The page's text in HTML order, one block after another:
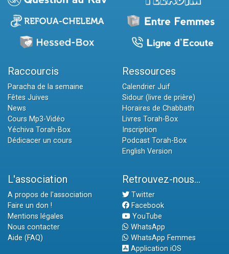
Raccourcis
Paracha de la semaine
Fêtes Juives
News
Cours Mp3-Vidéo
Yéchiva Torah-Box
Dédicacer un cours
Ressources
Calendrier Juif
Sidour (livre de prière)
Horaires de Chabbath
Livres Torah-Box
Inscription
Podcast Torah-Box
English Version
L'association
A propos de l'association
Faire un don !
Mentions légales
Nous contacter
Aide (FAQ)
Retrouvez-nous...
Twitter
Facebook
YouTube
WhatsApp
WhatsApp Femmes
Application iOS